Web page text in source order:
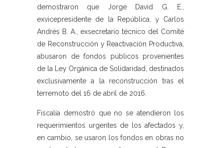
demostraron que Jorge David G. E.,
exvicepresidente de la República, y Carlos
Andrés B. A., exsecretario técnico del Comité
de Reconstrucción y Reactivación Productiva,
abusaron de fondos públicos provenientes
de la Ley Orgánica de Solidaridad, destinados
exclusivamente a la reconstrucción tras el
terremoto del 16 de abril de 2016.
Fiscalía demostró que no se atendieron los
requerimientos urgentes de los afectados y,
en cambio, se usaron los fondos en obras no